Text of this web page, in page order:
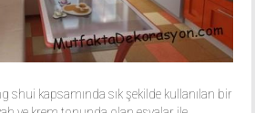
shui kapsamında sık şekilde kullanılan bir